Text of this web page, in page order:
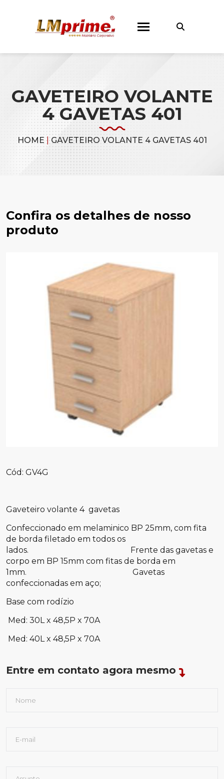
GAVETEIRO VOLANTE
4 GAVETAS 401
HOME |GAVETEIRO VOLANTE 4 GAVETAS 401
Confira os detalhes de nosso
produto
Cód: GV4G
Gaveteiro volante 4 gavetas
Confeccionado em melaminico BP 25mm, com fita
de borda filetado em todos os
lados. Frente das gavetas e
corpo em BP 15mm com fitas de borda em
1mm. Gavetas
confeccionadas em aço;
Base com rodízio
Med: 30L x 48,5P x 70A
Med: 40L x 48,5P x 70A
Entre em contato agora mesmo